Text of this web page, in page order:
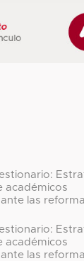
académicos
las
académicos
las